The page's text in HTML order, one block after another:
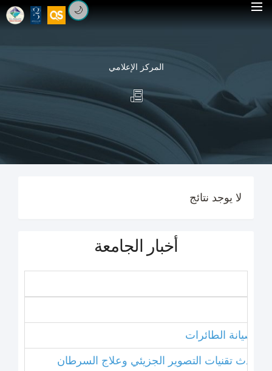
🌙
المركز الإعلامي
لا يوجد نتائج
أخبار الجامعة
صيانة الطائرات
أحدث تقنيات التصوير الجزيئي وعلاج السرطان